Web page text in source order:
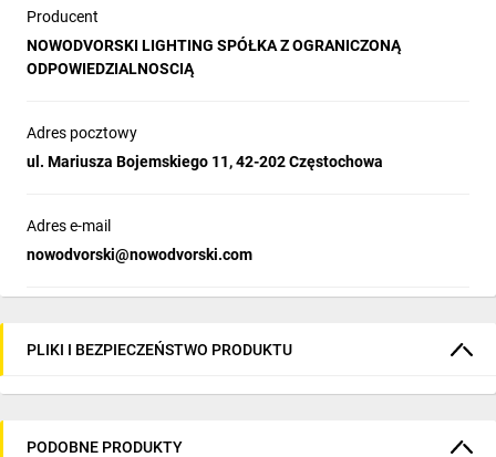
Producent
NOWODVORSKI LIGHTING SPÓŁKA Z OGRANICZONĄ
ODPOWIEDZIALNOSCIĄ
Adres pocztowy
ul. Mariusza Bojemskiego 11, 42-202 Częstochowa
Adres e-mail
nowodvorski@nowodvorski.com
PLIKI I BEZPIECZEŃSTWO PRODUKTU
PODOBNE PRODUKTY